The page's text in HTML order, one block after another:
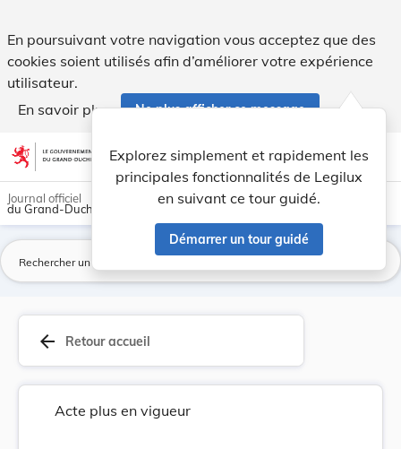
En poursuivant votre navigation vous acceptez que des
cookies soient utilisés afin d’améliorer votre expérience
utilisateur.
En savoir plus
Ne plus afficher ce message
Aller au contenu account_circle help Aide
Explorez simplement et rapidement les
principales fonctionnalités de Legilux
en suivant ce tour guidé.
Démarrer un tour guidé
light_mode dark_mode
Journal officiel
du Grand-Duché de Luxembourg
arrow_back Retour accueil
Acte plus en vigueur